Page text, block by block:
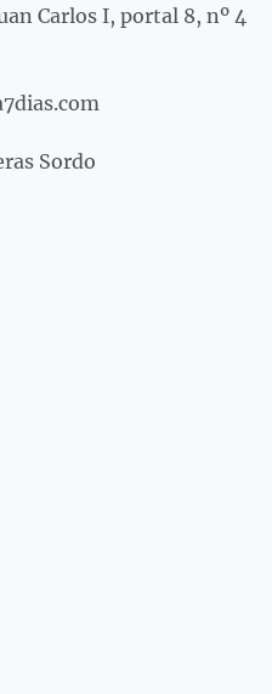
Carlos I, portal 8, nº 4
Sordo